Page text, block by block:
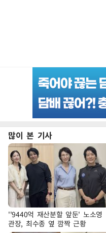
많이 본 기사
''9440억 재산분할 앞둔' 노소영
관장, 최수종 옆 깜짝 근황